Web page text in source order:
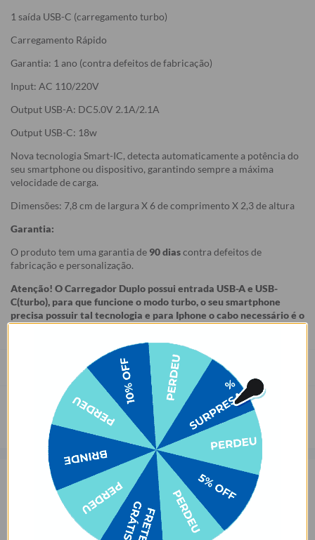
1 saída USB-C (carregamento turbo)
Carregamento Rápido
Garantia: 1 ano (contra defeitos de fabricação)
Input: AC 110/220V
Output USB-A: DC5.0V 2.1A/2.1A
Output USB-C: 18w
Nova tecnologia Smart-IC, detecta automaticamente a potência do
seu smartphone ou dispositivo, garantindo sempre a máxima
velocidade de carga.
Dimensões: 7,8 cm de largura X 6 de comprimento X 2,3 de altura
Garantia:
O produto tem uma garantia de 90 diascontra defeitos de
fabricação e personalização.
Atenção! O Carregador Duplo possui entrada USB-A e USB-
C(turbo), para que funcione o modo turbo, o seu smartphone
precisa possuir tal tecnologia e para Iphone o cabo necessário é o
Prazo de Postagem
Opinião dos consumidores